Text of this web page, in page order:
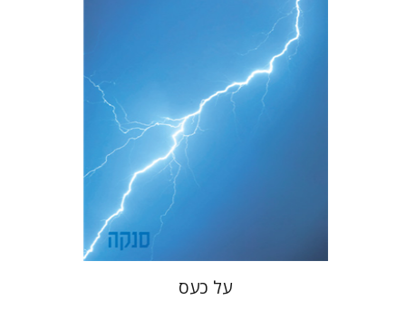
מחיר השקה
על כעס